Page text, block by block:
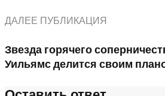
ДАЛЕЕ ПУБЛИКАЦИЯ
Звезда горячего
Уильямс делится своим